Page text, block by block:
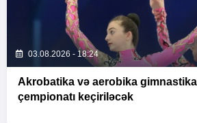
03.08.2026 - 18:24
Akrobatika və aerobika
çempionatı keçiriləcək